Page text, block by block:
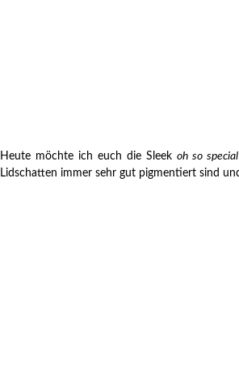
Heute möchte ich euch die Sleek oh so special
Lidschatten immer sehr gut pigmentiert sind